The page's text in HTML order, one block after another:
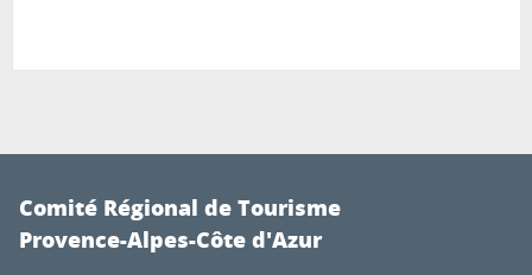
Comité Régional de Tourisme
Provence-Alpes-Côte d'Azur